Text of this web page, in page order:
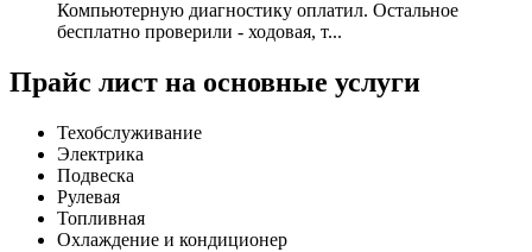
Компьютерную диагностику оплатил. Остальное
бесплатно проверили - ходовая, т...
Прайс лист на основные услуги
Техобслуживание
Электрика
Подвеска
Рулевая
Топливная
Охлаждение и кондиционер